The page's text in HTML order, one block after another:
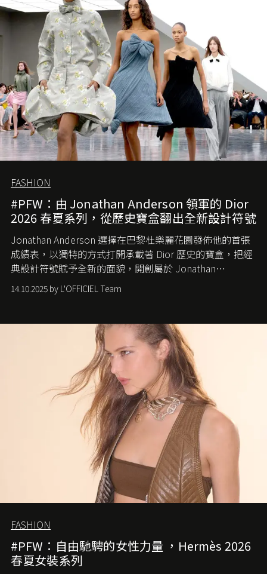
的首作所造成的話題及關注度，我們便知道 Demna 沒這麼
簡單，一個嶄新的 Gucci 時代已經展開！
FASHION
#PFW：由 Jonathan Anderson 領軍的 Dior
2026 春夏系列，從歷史寶盒翻出全新設計符號
Jonathan Anderson 選擇在巴黎杜樂麗花園發佈他的首張
成績表，以獨特的方式打開承載著 Dior 歷史的寶盒，把經
典設計符號賦予全新的面貌，開創屬於 Jonathan
Anderson 的 Dior 時代。
14.10.2025 by L'OFFICIEL Team
FASHION
#PFW：自由馳騁的女性力量 ，Hermès 2026
春夏女裝系列